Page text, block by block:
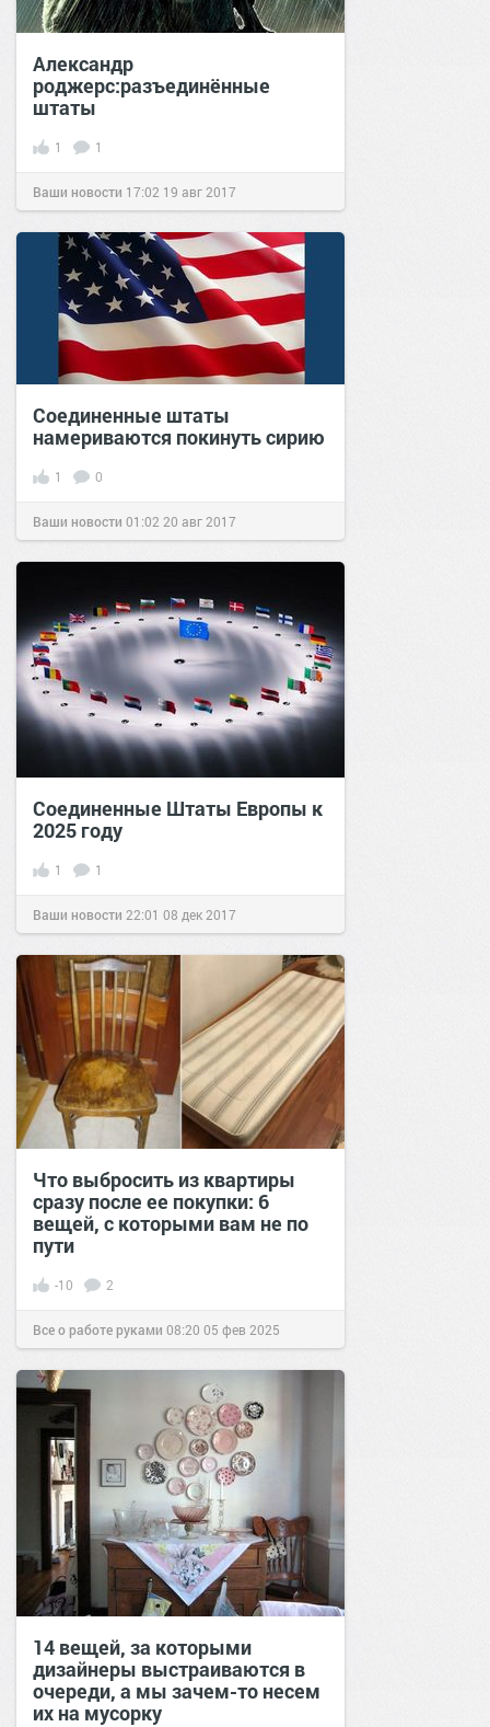
Александр
роджерс:разъединённые
штаты
1 1
Ваши новости 17:02 19 авг 2017
Соединенные штаты
намериваются покинуть сирию
1 0
Ваши новости 01:02 20 авг 2017
Соединенные Штаты Европы к
2025 году
1 1
Ваши новости 22:01 08 дек 2017
Что выбросить из квартиры
сразу после ее покупки: 6
вещей, с которыми вам не по
пути
-10 2
Все о работе руками 08:20 05 фев 2025
14 вещей, за которыми
дизайнеры выстраиваются в
очереди, а мы зачем-то несем
их на мусорку